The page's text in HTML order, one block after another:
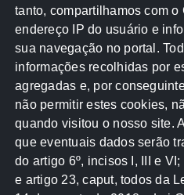
Receita Federal Sem
TCE-MT TCU TRE
REDE NOS ESTADOS
Mato Grosso do Sul
Paraná
Nacional
tanto, compartilhamos com o
endereço IP do usuário e
sua navegação no portal.
informações recolhidas por
agregadas e, por
não permitir estes cookies,
quando visitou o nosso site.
que eventuais dados serão
do artigo 6º, incisos I, III e
e artigo 23, caput, todos da